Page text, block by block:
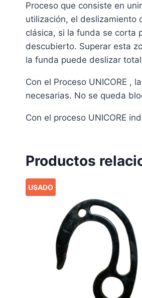
Proceso que consiste en
utilización, el deslizamiento
clásica, si la funda se corta
descubierto. Superar esta
la funda puede deslizar
Con el Proceso UNICORE ,
necesarias. No se queda
Con el proceso UNICORE
Productos
USADO